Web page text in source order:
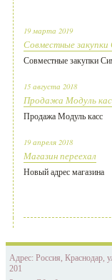
19 марта 2019
Совместные
Совместные закупки
15 августа 2018
Продажа Модуль
Продажа Модуль касс
19 апреля 2018
Магазин переехал
Новый адрес магазина
Адрес: Россия, Краснодар,
201